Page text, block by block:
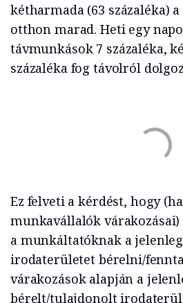
kétharmada (63 százaléka)
otthon marad. Heti egy
távmunkások 7 százaléka,
százaléka fog távolról
Ez felveti a kérdést, hogy
munkavállalók
a munkáltatóknak a
irodaterületet bérelni/
várakozások alapján a
bérelt/tulajdonolt